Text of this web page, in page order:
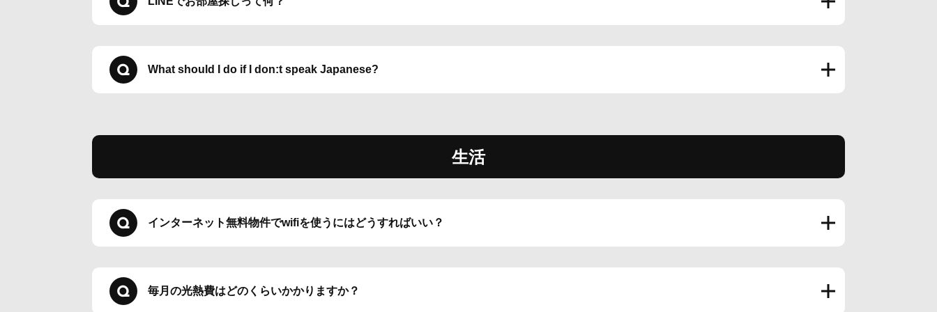
What should I do if I don:t speak Japanese?
生活
インターネット無料物件でwifiを使うにはどうすればいい？
毎月の光熱費はどのくらいかかりますか？